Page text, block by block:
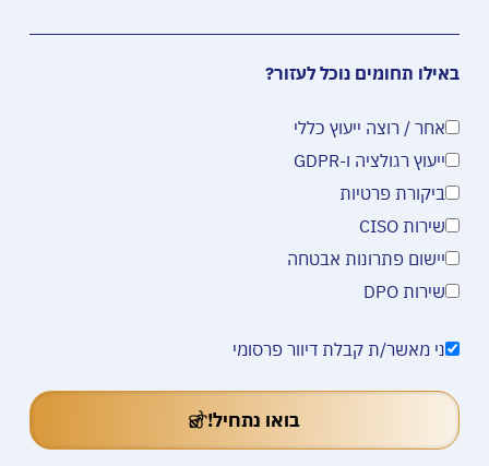
באילו תחומים נוכל לעזור?
אחר / רוצה ייעוץ כללי
ייעוץ רגולציה ו-GDPR
ביקורת פרטיות
שירות CISO
יישום פתרונות אבטחה
שירות DPO
ני מאשר/ת קבלת דיוור פרסומי
בואו נתחיל!